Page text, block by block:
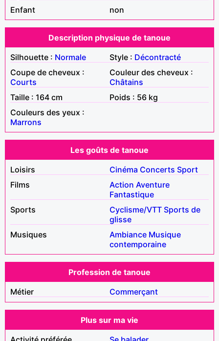
Enfant
non
Description physique de tanoue
Silhouette : Normale Style : Décontracté
Coupe de cheveux :
Courts
Couleur des cheveux :
Châtains
Taille : 164 cm
Poids : 56 kg
Couleurs des yeux :
Marrons
Les goûts de tanoue
Loisirs
Cinéma Concerts Sport
Films
Action Aventure
Fantastique
Sports
Cyclisme/VTT Sports de
glisse
Musiques
Ambiance Musique
contemporaine
Profession de tanoue
Métier
Commerçant
Plus sur ma vie